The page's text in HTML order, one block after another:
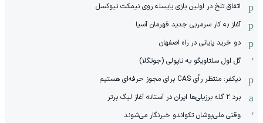
اتفاق تلخ در اولین بازی یایسله روی نیمکت نیوکسل
آغاز به کار سرمربی جدید قهرمان آسیا
دو خرید پایانی در راه اصفهان
گل اول سلتاویگو به ناپولی (جوتگلا)
نیکفر: منتظر رأی CAS برای مجوز حرفه‌ای هستیم
برد ۲ گله برزیلی‌ها ایران در آستانه آغاز لیگ برتر
وقتی ملی‌پوشان تکواندو خبرنگار می‌شوند